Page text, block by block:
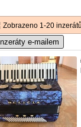
Zobrazeno 1-20
e-mailem